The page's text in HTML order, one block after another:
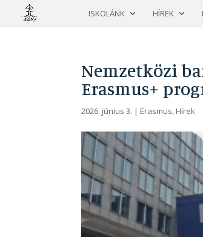
ISKOLÁNK HÍREK
Nemzetközi
Erasmus+
2026. június 3. | Erasmus, Hírek